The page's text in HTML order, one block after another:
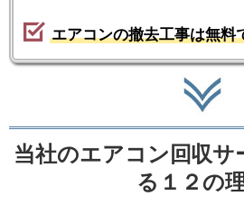
エアコンの撤去工事は無料
当社のエアコン回収
る１２の